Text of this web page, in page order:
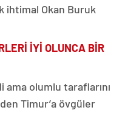
ihtimal Okan Buruk
İYİ OLUNCA BİR
olumlu taraflarını
Timur’a övgüler